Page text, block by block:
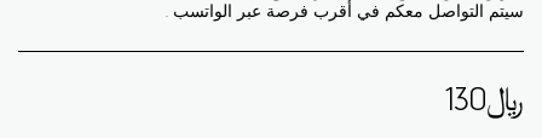
سيتم التواصل معكم في أقرب فرصة عبر الواتسب .
﷼130